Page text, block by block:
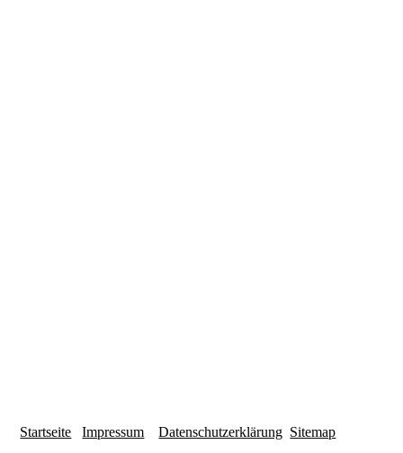
Startseite Impressum Datenschutzerklärung Sitemap